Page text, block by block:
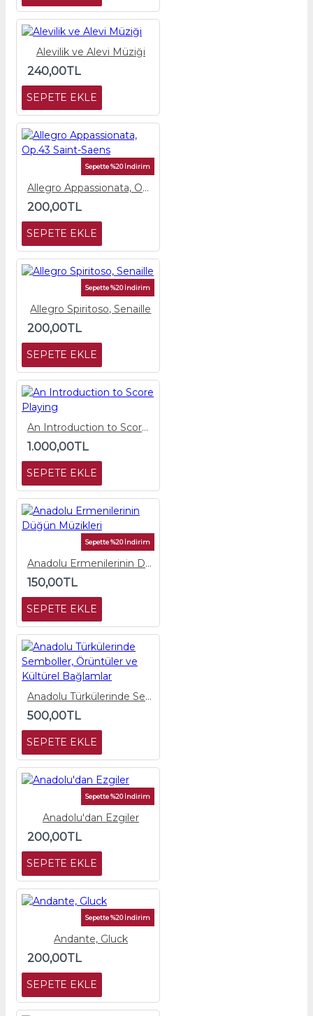
Alevilik ve Alevi Müziği
240,00TL
SEPETE EKLE
Sepette %20 İndirim
Allegro Appassionata, Op.43 Saint-Saens
200,00TL
SEPETE EKLE
Sepette %20 İndirim
Allegro Spiritoso, Senaille
200,00TL
SEPETE EKLE
An Introduction to Score Playing
1.000,00TL
SEPETE EKLE
Sepette %20 İndirim
Anadolu Ermenilerinin Düğün Müzikleri
150,00TL
SEPETE EKLE
Anadolu Türkülerinde Semboller, Örüntüler ve Kültürel Bağlamlar
500,00TL
SEPETE EKLE
Sepette %20 İndirim
Anadolu'dan Ezgiler
200,00TL
SEPETE EKLE
Sepette %20 İndirim
Andante, Gluck
200,00TL
SEPETE EKLE